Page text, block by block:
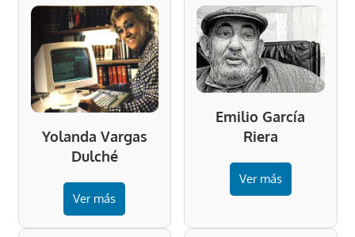
Yolanda Vargas
Dulché
Ver más
Emilio García
Riera
Ver más